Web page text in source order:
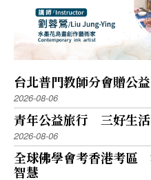
台北普門教師分會贈公
2026-08-06
青年公益旅行 三好生
2026-08-06
全球佛學會考香港考區
智慧